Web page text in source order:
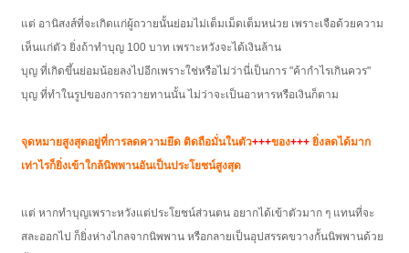
แต่ อานิสงส์ที่จะเกิดแก่ผู้ถวายนั้นย่อมไม่เต็มเม็ดเต็มหน่วย เพราะเจือด้วยความ
เห็นแก่ตัว ยิ่งถ้าทำบุญ 100 บาท เพราะหวังจะได้เงินล้าน
บุญ ที่เกิดขึ้นย่อมน้อยลงไปอีกเพราะใช่หรือไม่ว่านี่เป็นการ "ค้ากำไรเกินควร"
บุญ ที่ทำในรูปของการถวายทานนั้น ไม่ว่าจะเป็นอาหารหรือเงินก็ตาม
จุดหมายสูงสุดอยู่ที่การลดความยึด ติดถือมั่นในตัว+++ของ+++ ยิ่งลดได้มาก
เท่าไรก็ยิ่งเข้าใกล้นิพพานอันเป็นประโยชน์สูงสุด
แต่ หากทำบุญเพราะหวังแต่ประโยชน์ส่วนตน อยากได้เข้าตัวมาก ๆ แทนที่จะ
สละออกไป ก็ยิ่งห่างไกลจากนิพพาน หรือกลายเป็นอุปสรรคขวางกั้นนิพพานด้วย